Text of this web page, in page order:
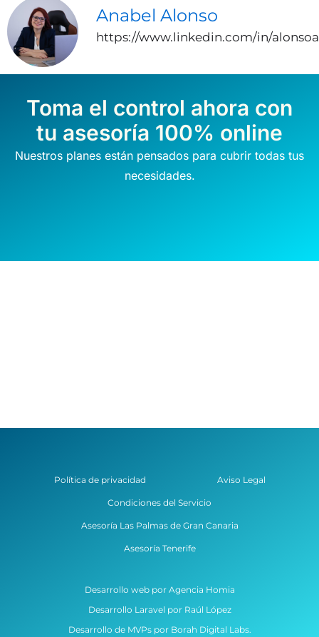
Anabel Alonso
https://www.linkedin.com/in/
Toma el control ahora con
tu asesoría 100% online
Nuestros planes están pensados para cubrir todas tus
necesidades.
Política de privacidad Aviso Legal
Condiciones del Servicio
Asesoría Las Palmas de Gran Canaria
Asesoría Tenerife
Desarrollo web por Agencia Homia
Desarrollo Laravel por Raúl López
Desarrollo de MVPs por Borah Digital Labs.